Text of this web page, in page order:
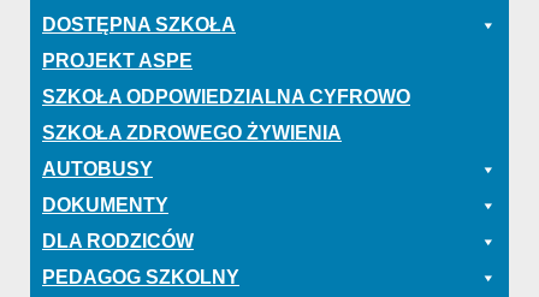
DOSTĘPNA SZKOŁA
PROJEKT ASPE
SZKOŁA ODPOWIEDZIALNA CYFROWO
SZKOŁA ZDROWEGO ŻYWIENIA
AUTOBUSY
DOKUMENTY
DLA RODZICÓW
PEDAGOG SZKOLNY